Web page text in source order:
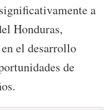
a
Honduras,
el desarrollo
de